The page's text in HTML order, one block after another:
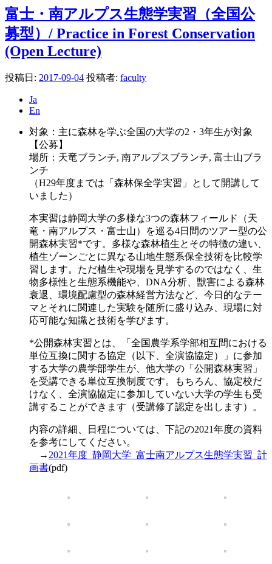
富士・南アルプス生態学実習（全国公
募型）/ Practice in Forest Conservation
(Open Lecture)
投稿日: 2017-09-04 投稿者: faculty
Ja
En
対象：主に森林を学ぶ全国の大学の2・3年生が対象
【公募】
場所：天竜ブランチ, 南アルプスブランチ, 富士山ブラ
ンチ
（H29年度までは「森林保全学実習」として開講して
いました）
本実習は静岡大学の多様な3つの森林フィールド（天
竜・南アルプス・富士山）を巡る4日間のツアー型の公
開森林実習*です。多様な森林植生とその特徴の違い、
植生ゾーンごとに異なる山地生態系保全技術を比較学
習します。ただ植生や現場を見学するのではなく、生
物多様性と生態系機能や、DNA分析、獣害による森林
衰退、環境配慮型の森林経営方法など、今日的なテー
マとそれに関連した実験を随所に盛り込み、現場に対
応可能な知識と技術を学びます。
*公開森林実習とは、「全国農学系学部相互間における
単位互換に関する協定（以下、全演協協定）」に参加
する大学の農学部学生が、他大学の「公開森林実習」
を受講できる単位互換制度です。もちろん、協定校だ
けなく、全演協協定に参加していない大学の学生も受
講することができます（受講修了認定を出します）。
内容の詳細、日程については、下記の2021年度の資料
を参考にしてください。
→ 2021年度_静岡大学_富士南アルプス生態学実習_計
画書(pdf)